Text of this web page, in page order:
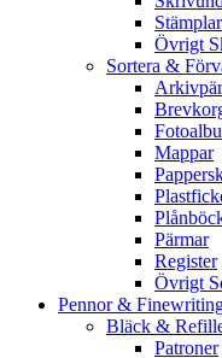
Övrigt
Sortera &
Mappar
Pärmar
Register
Övrigt
Pennor &
Bläck &
Patroner